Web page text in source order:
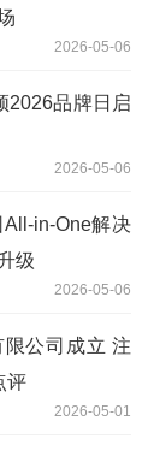
2026-05-06
2026品牌日启
2026-05-06
in-One解决
级
2026-05-06
公司成立 注
评
2026-05-01